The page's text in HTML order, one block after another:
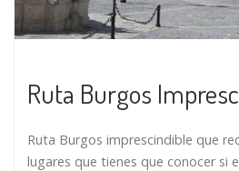
Ruta Burgos
Ruta Burgos imprescindible que
lugares que tienes que conocer si